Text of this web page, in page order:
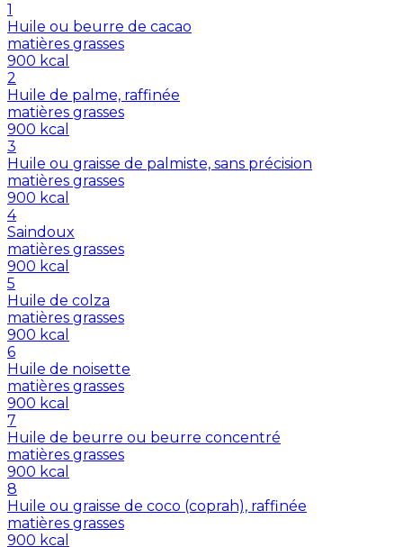
1
Huile ou beurre de cacao
matières grasses
900 kcal
2
Huile de palme, raffinée
matières grasses
900 kcal
3
Huile ou graisse de palmiste, sans précision
matières grasses
900 kcal
4
Saindoux
matières grasses
900 kcal
5
Huile de colza
matières grasses
900 kcal
6
Huile de noisette
matières grasses
900 kcal
7
Huile de beurre ou beurre concentré
matières grasses
900 kcal
8
Huile ou graisse de coco (coprah), raffinée
matières grasses
900 kcal